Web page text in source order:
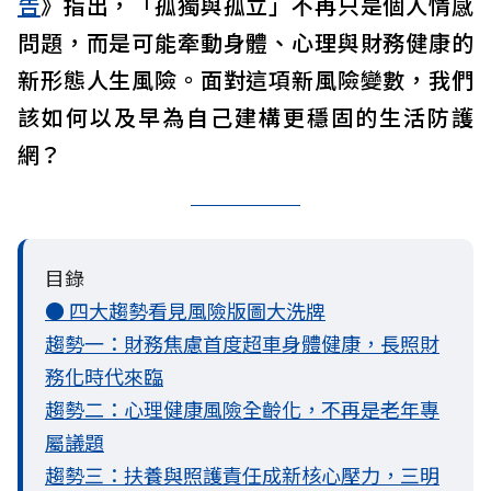
問題，而是可能牽動身體、心理與財務健康的
新形態人生風險。面對這項新風險變數，我們
該如何以及早為自己建構更穩固的生活防護
網？
目錄
● 四大趨勢看見風險版圖大洗牌
趨勢一：財務焦慮首度超車身體健康，長照財
務化時代來臨
趨勢二：心理健康風險全齡化，不再是老年專
屬議題
趨勢三：扶養與照護責任成新核心壓力，三明